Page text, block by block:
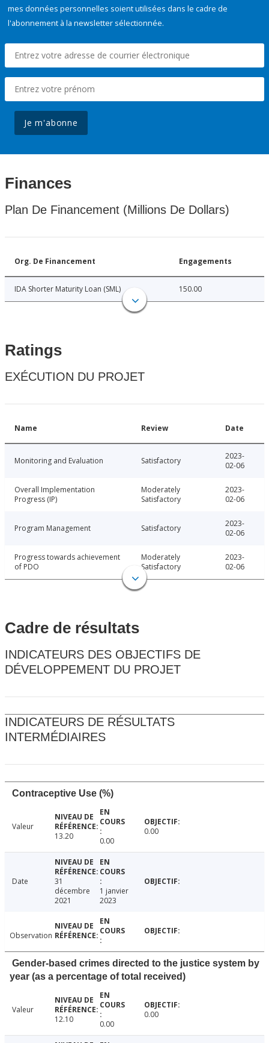
mes données personnelles soient utilisées dans le cadre de
l'abonnement à la newsletter sélectionnée.
Je m'abonne
Finances
Plan De Financement (Millions De Dollars)
Org. De Financement Engagements
IDA Shorter Maturity Loan (SML) 150.00
Ratings
EXÉCUTION DU PROJET
Name Review Date
Monitoring and Evaluation Satisfactory
2023-
02-06
Overall Implementation
Progress (IP)
Moderately
Satisfactory
2023-
02-06
Program Management Satisfactory
2023-
02-06
Progress towards achievement
of PDO
Moderately
Satisfactory
2023-
02-06
Cadre de résultats
INDICATEURS DES OBJECTIFS DE
DÉVELOPPEMENT DU PROJET
INDICATEURS DE RÉSULTATS
INTERMÉDIAIRES
Contraceptive Use (%)
Valeur
13.20
0.00
0.00
Date
31
décembre
2021
1 janvier
2023
Observation
Gender-based crimes directed to the justice system by
year (as a percentage of total received)
Valeur
12.10
0.00
0.00